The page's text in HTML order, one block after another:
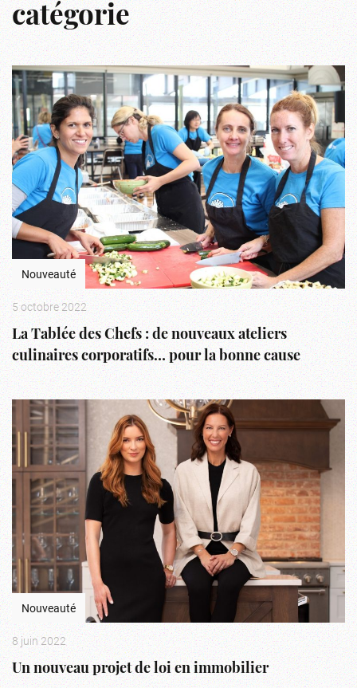
catégorie
Nouveauté
5 octobre 2022
La Tablée des Chefs : de nouveaux ateliers
culinaires corporatifs… pour la bonne cause
Nouveauté
8 juin 2022
Un nouveau projet de loi en immobilier